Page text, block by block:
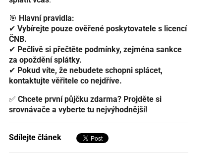
🎯 Hlavní pravidla:
✔ Vybírejte pouze ověřené poskytovatele s licencí
ČNB.
✔ Pečlivě si přečtěte podmínky, zejména sankce
za opoždění splátky.
✔ Pokud víte, že nebudete schopni splácet,
kontaktujte věřitele co nejdříve.
✅ Chcete první půjčku zdarma? Projděte si
srovnávače a vyberte tu nejvýhodnější!
Sdílejte článek